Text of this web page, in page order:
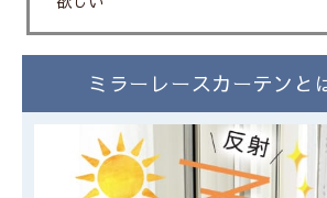
ミラーレースカーテンと